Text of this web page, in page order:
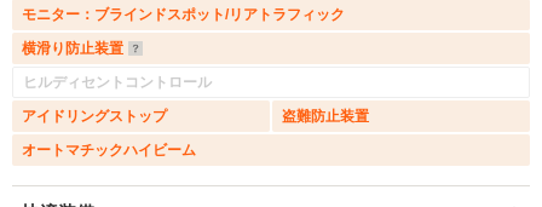
モニター：ブラインドスポット/リアトラフィック
横滑り防止装置
ヒルディセントコントロール
アイドリングストップ
盗難防止装置
オートマチックハイビーム